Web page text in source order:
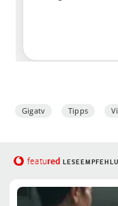
Gigatv Tipps
featured